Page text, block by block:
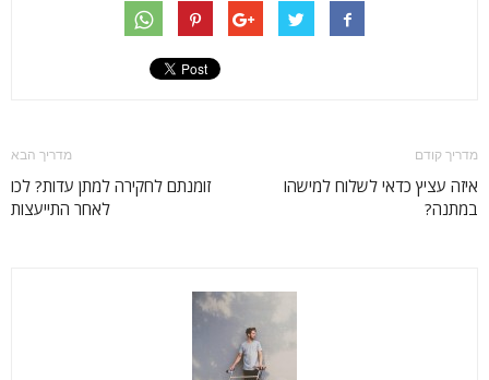
מדריך קודם
איזה עציץ כדאי לשלוח למישהו
במתנה?
מדריך הבא
זומנתם לחקירה למתן עדות? לכו
לאחר התייעצות